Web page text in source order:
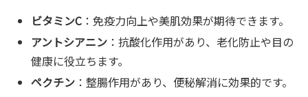
ビタミンC ：免疫力向上や美肌効果が期待できます。
アントシアニン ：抗酸化作用があり、老化防止や目の
健康に役立ちます。
ペクチン ：整腸作用があり、便秘解消に効果的です。